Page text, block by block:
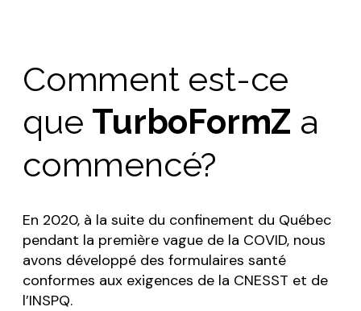
Comment est-ce
que TurboFormZ a
commencé?
En 2020, à la suite du confinement du Québec
pendant la première vague de la COVID, nous
avons développé des formulaires santé
conformes aux exigences de la CNESST et de
l’INSPQ.